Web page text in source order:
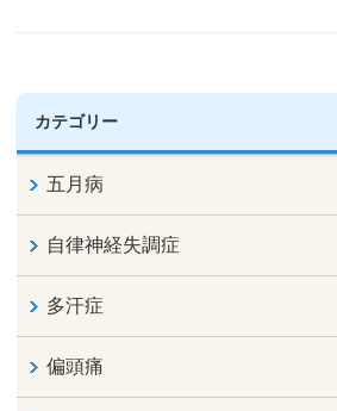
カテゴリー
五月病
自律神経失調症
多汗症
偏頭痛